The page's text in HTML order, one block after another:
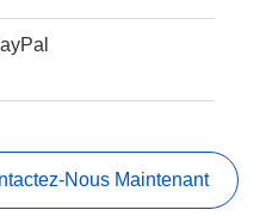
Nous Maintenant